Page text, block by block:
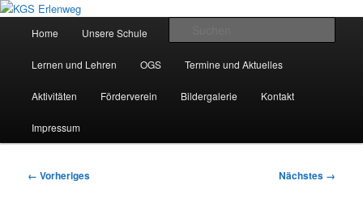
Zum
springenKGS Erlenweg
Städtische Katholische Grundschule
Home Unsere Schule
Lernen und Lehren OGS Termine und Aktuelles
Aktivitäten Förderverein Bildergalerie Kontakt
Impressum
Bilder-
← Vorheriges Nächstes →